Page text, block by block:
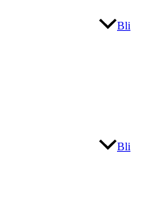
Bli
Bli